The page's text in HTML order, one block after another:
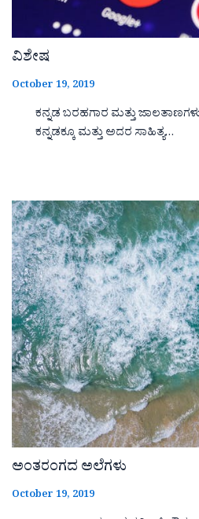
ವಿಶೇಷ
October 19, 2019
ಕನ್ನಡ ಬರಹಗಾರ ಮತ್ತು
ಕನ್ನಡಕ್ಕೂ ಮತ್ತು ಅದರ ಸಾಹಿತ್ಯ…
ಅಂತರಂಗದ ಅಲೆಗಳು
October 19, 2019